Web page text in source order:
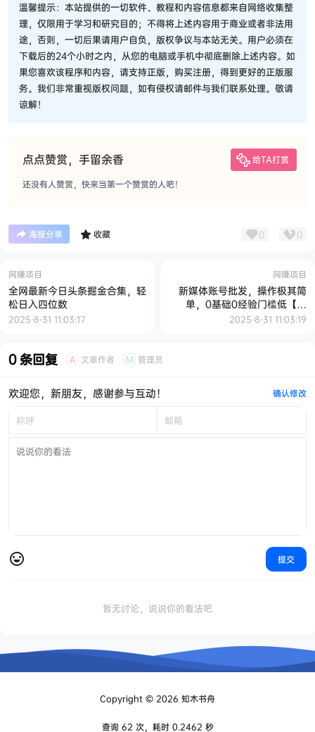
温馨提示：本站提供的一切软件、教程和内容信息都来自网络收集整
理，仅限用于学习和研究目的；不得将上述内容用于商业或者非法用
途，否则，一切后果请用户自负，版权争议与本站无关。用户必须在
下载后的24个小时之内，从您的电脑或手机中彻底删除上述内容。如
果您喜欢该程序和内容，请支持正版，购买注册，得到更好的正版服
务。我们非常重视版权问题，如有侵权请邮件与我们联系处理。敬请
谅解！
点点赞赏，手留余香 给TA打赏
还没有人赞赏，快来当第一个赞赏的人吧！
海报分享 收藏 0 0
网赚项目
全网最新今日头条掘金合集，轻
松日入四位数
2025-8-31 11:03:17
网赚项目
新媒体账号批发，操作极其简
单，0基础0经验门槛低【揭
秘】
2025-8-31 11:03:19
0 条回复 A 文章作者 M 管理员
欢迎您，新朋友，感谢参与互动！ 确认修改
提交
暂无讨论，说说你的看法吧
Copyright © 2026 知木书舟
查询 62 次，耗时 0.2462 秒